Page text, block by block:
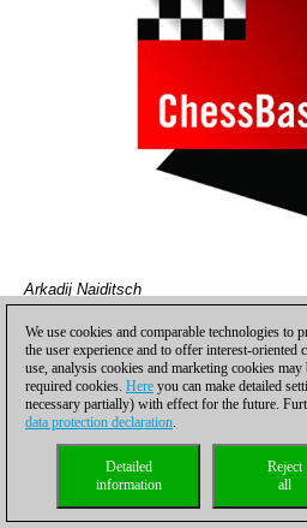
Arkadij Naiditsch
We use cookies and comparable technologies to
the user experience and to offer interest-oriented
use, analysis cookies and marketing cookies
required cookies. Here you can make detailed
necessary partially) with effect for the future.
data protection declaration.
Reject
all
Detailed
information